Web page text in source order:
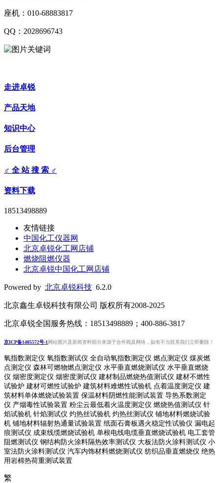
座机：010-68883817
QQ：2028696743
走进卓锐
产品天地
知识中心
后台管理
♂ 全 站 搜 索 ♂
资料下载
18513498889
友情链接
中国化工仪器网
北京卓锐化工网店铺
燃烧阻燃仪器
北京卓锐中国化工网店铺
Powered by 北京卓锐科技 6.2.0
北京鑫生卓锐科技有限公司 版权所有2008-2025
北京卓锐全国服务热线：18513498889；400-886-3817
京ICP备1405572号-1网站图片及新闻资料部分来源于合作商及网络，如有不当联系我们立即删除！
氧指数测定仪 氧指数测试仪 全自动氧指数测定仪 燃点测定仪 煤炭燃
点测定仪 森林可燃物燃点测定仪 水平垂直燃烧测试仪 水平垂直燃烧
仪 烟密度测定仪 烟密度测试仪 建材制品燃烧热值测试仪 建材不燃性
试验炉 建材可燃性试验炉 建筑材料难燃性试验机 点着温度测定仪 建
筑材料单体燃烧试验装置 保温材料阴燃性能测试装置 导热系数测定
仪 产烟毒性试验装置 粉尘云最低着火温度测定仪 燃烧热值测试仪 针
焰试验机 针焰测试仪 灼热丝试验机 灼热丝测试仪 铺地材料燃烧试验
机 铺地材料辐射热通量试验装置 纸面石膏板遇火稳定性试验仪 漏电起
痕测试仪 成束线缆燃烧试验机 单根电线电缆垂直燃烧试验机 电工套管
阻燃测试仪 钢结构防火涂料隔热效率测试仪 大板法防火涂料测试仪 小
室法防火涂料测试仪 汽车内饰材料燃烧测试仪 纺织品垂直燃烧仪 绝热
用岩棉热荷重测 试装置
繁